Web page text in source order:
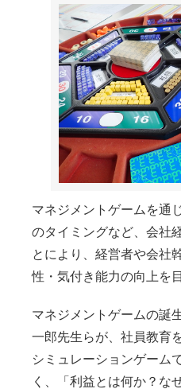
マネジメントゲームを通
のタイミングなど、会社
とにより、経営者や会社
性・気付き能力の向上を
マネジメントゲームの誕
一郎先生らが、社員教育
シミュレーションゲーム
く、「利益とは何か？な